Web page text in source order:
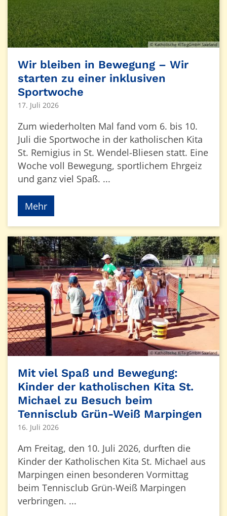
© Katholische KiTa gGmbH Saarland
Wir bleiben in Bewegung – Wir
starten zu einer inklusiven
Sportwoche
17. Juli 2026
Zum wiederholten Mal fand vom 6. bis 10.
Juli die Sportwoche in der katholischen Kita
St. Remigius in St. Wendel-Bliesen statt. Eine
Woche voll Bewegung, sportlichem Ehrgeiz
und ganz viel Spaß. ...
Mehr
© Katholische KiTa gGmbH Saarland
Mit viel Spaß und Bewegung:
Kinder der katholischen Kita St.
Michael zu Besuch beim
Tennisclub Grün-Weiß Marpingen
16. Juli 2026
Am Freitag, den 10. Juli 2026, durften die
Kinder der Katholischen Kita St. Michael aus
Marpingen einen besonderen Vormittag
beim Tennisclub Grün-Weiß Marpingen
verbringen. ...